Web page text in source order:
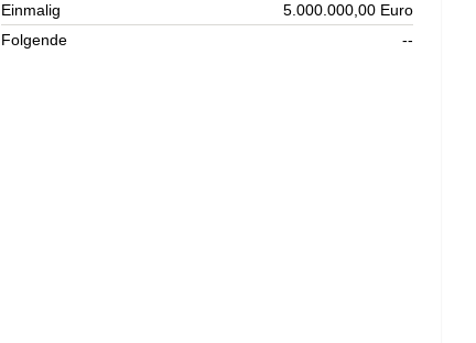
Einmalig
5.000.000,00 Euro
Folgende
--